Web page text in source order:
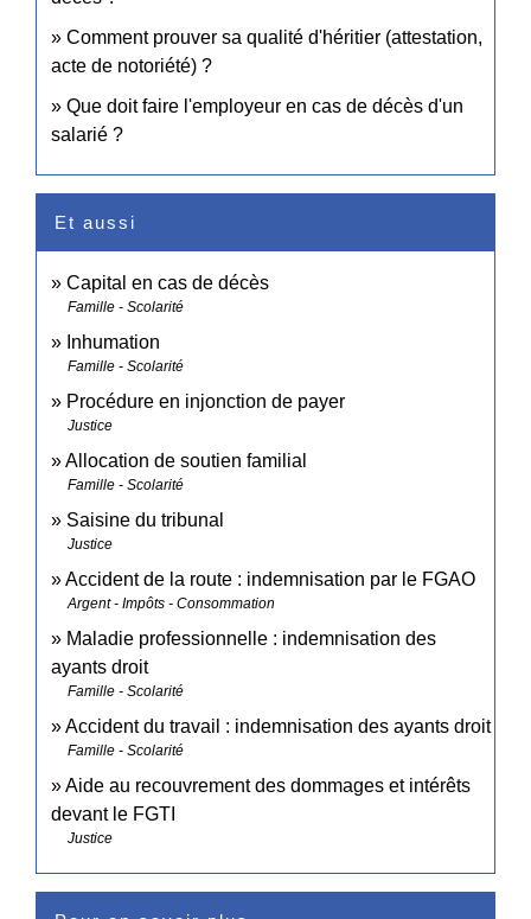
Comment prouver sa qualité d'héritier (attestation,
acte de notoriété) ?
Que doit faire l'employeur en cas de décès d'un
salarié ?
Et aussi
Capital en cas de décès
Famille - Scolarité
Inhumation
Famille - Scolarité
Procédure en injonction de payer
Justice
Allocation de soutien familial
Famille - Scolarité
Saisine du tribunal
Justice
Accident de la route : indemnisation par le FGAO
Argent - Impôts - Consommation
Maladie professionnelle : indemnisation des
ayants droit
Famille - Scolarité
Accident du travail : indemnisation des ayants droit
Famille - Scolarité
Aide au recouvrement des dommages et intérêts
devant le FGTI
Justice